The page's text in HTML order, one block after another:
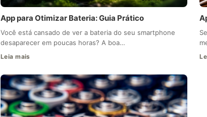
App para Otimizar Bateria: Guia Prático
Você está cansado de ver a bateria do seu smartphone
desaparecer em poucas horas? A boa…
Leia mais